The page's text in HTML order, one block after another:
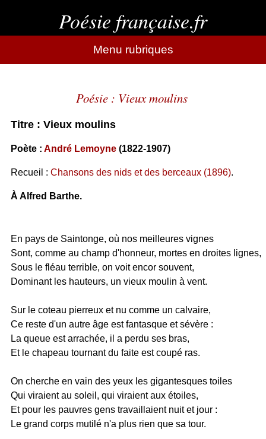
Poésie française.fr
Menu rubriques
Poésie : Vieux moulins
Titre : Vieux moulins
Poète : André Lemoyne(1822-1907)
Recueil : Chansons des nids et des berceaux (1896).
À Alfred Barthe.
En pays de Saintonge, où nos meilleures vignes
Sont, comme au champ d'honneur, mortes en droites lignes,
Sous le fléau terrible, on voit encor souvent,
Dominant les hauteurs, un vieux moulin à vent.
Sur le coteau pierreux et nu comme un calvaire,
Ce reste d'un autre âge est fantasque et sévère :
La queue est arrachée, il a perdu ses bras,
Et le chapeau tournant du faite est coupé ras.
On cherche en vain des yeux les gigantesques toiles
Qui viraient au soleil, qui viraient aux étoiles,
Et pour les pauvres gens travaillaient nuit et jour :
Le grand corps mutilé n'a plus rien que sa tour.